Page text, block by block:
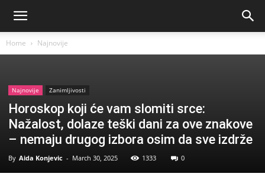
Home Najnovije
Najnovije Zanimljivosti
Horoskop koji će vam slomiti srce:
Nažalost, dolaze teški dani za ove znakove
– nemaju drugog izbora osim da sve izdrže
By Aida Konjevic - March 30, 2025 1333 0